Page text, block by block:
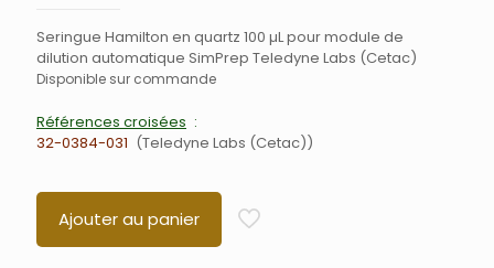
Seringue Hamilton en quartz 100 µL pour module de
dilution automatique SimPrep Teledyne Labs (Cetac)
Disponible sur commande
Références croisées
32-0384-031
Teledyne Labs (Cetac)
Ajouter au panier